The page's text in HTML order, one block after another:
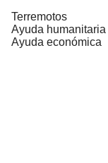
Terremotos
Ayuda humanitaria
Ayuda económica